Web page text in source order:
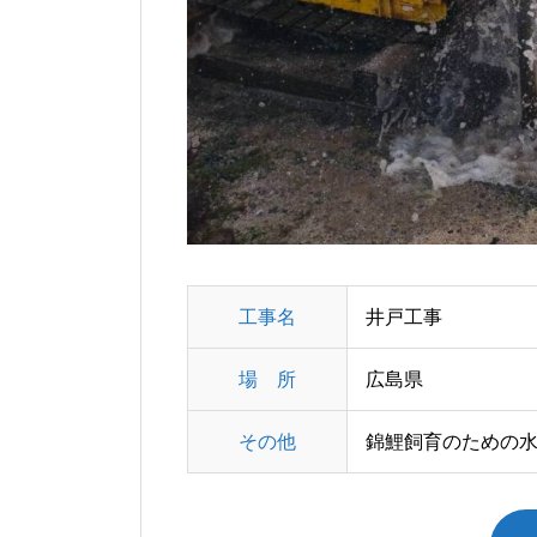
工事名 井戸工事
場 所 広島県
その他 錦鯉飼育のための